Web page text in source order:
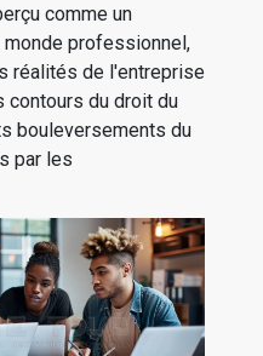
comme un
monde professionnel,
réalités de l'entreprise
contours du droit du
bouleversements du
par les